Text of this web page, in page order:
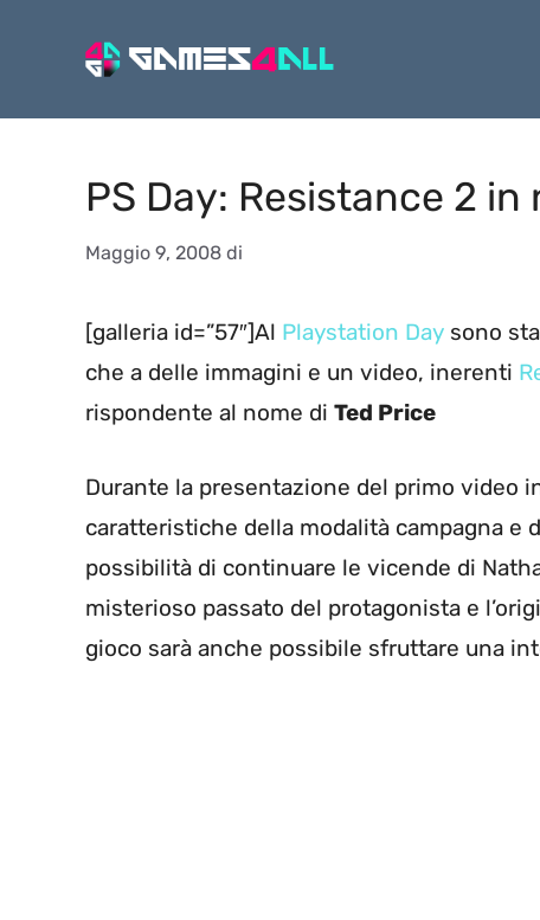
PS Day: Resistance 2
Maggio 9, 2008 di
[galleria id=”57″]Al Playstation Day sono
che a delle immagini e un video, inerenti
rispondente al nome di Ted Price
Durante la presentazione del primo video
caratteristiche della modalità campagna e
possibilità di continuare le vicende di
misterioso passato del protagonista e
gioco sarà anche possibile sfruttare una